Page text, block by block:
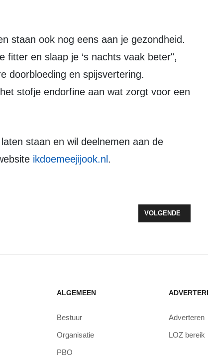
fitter en slaap je ‘s nachts vaak beter",
doorbloeding en spijsvertering.
stofje endorfine aan wat zorgt voor een
ikdoemeejijook.nl .
VERDWIJNT VOLLEDIG VAN HET TONEEL IN FLEVOLAND
VOLGENDE
VOLGENDE
ALGEMEEN
Bestuur
Organisatie
PBO
Adverteren
LOZ bereik